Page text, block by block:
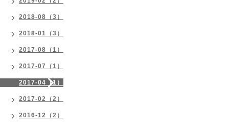
2018-08（3）
2018-01（3）
2017-08（1）
2017-07（1）
2017-04（1）
2017-02（2）
2016-12（2）